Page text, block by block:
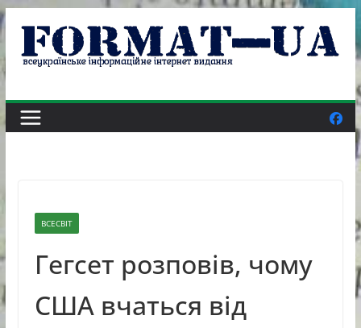
Skip
content
ВСЕСВІТ
Гегсет розповів, чому
США вчаться від